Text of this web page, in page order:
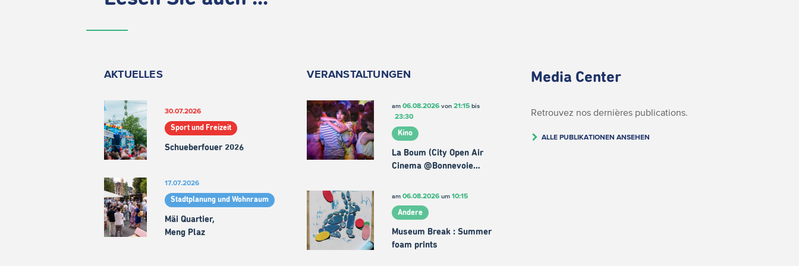
AKTUELLES
30.07.2026
Sport und Freizeit
Schueberfouer 2026
17.07.2026
Stadtplanung und Wohnraum
Mäi Quartier,
Meng Plaz
VERANSTALTUNGEN
am 06.08.2026von 21:15bis
23:30
Kino
La Boum (City Open Air
Cinema @Bonnevoie…
am 06.08.2026um 10:15
Andere
Museum Break : Summer
foam prints
Media Center
Retrouvez nos dernières publications.
ALLE PUBLIKATIONEN ANSEHEN